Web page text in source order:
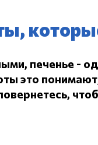
печенье -
это